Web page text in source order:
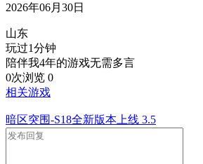
2026年06月30日
山东
玩过1分钟
陪伴我4年的游戏无需多言
0次浏览 0
相关游戏
暗区突围-S18全新版本上线 3.5